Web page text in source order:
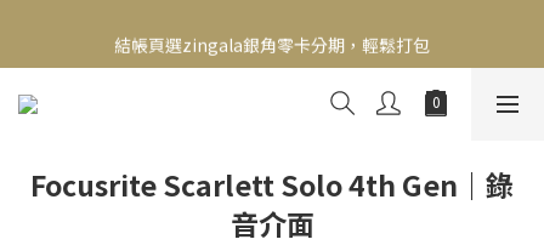
解👉
結帳頁選zingala銀角零卡分期，輕鬆打包
新會員送500！滿額最高回饋2000，刷卡最高12期零利率，馬上了
Focusrite Scarlett Solo 4th Gen｜錄
音介面